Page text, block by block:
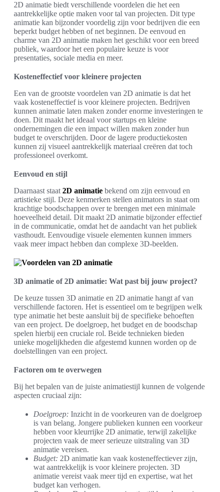
2D animatie biedt verschillende voordelen die het een
aantrekkelijke optie maken voor tal van projecten. Dit type
animatie kan bijzonder voordelig zijn voor bedrijven die een
beperkt budget hebben of net beginnen. De eenvoud en
charme van 2D animatie maken het geschikt voor een breed
publiek, waardoor het een populaire keuze is voor
presentaties, sociale media en meer.
Kosteneffectief voor kleinere projecten
Een van de grootste voordelen van 2D animatie is dat het
vaak kosteneffectief is voor kleinere projecten. Bedrijven
kunnen animatie laten maken zonder enorme investeringen te
doen. Dit maakt het ideaal voor startups en kleine
ondernemingen die een impact willen maken zonder hun
budget te overschrijden. Door de lagere productiekosten
kunnen zij visueel aantrekkelijk materiaal creëren dat toch
professioneel overkomt.
Eenvoud en stijl
Daarnaast staat 2D animatie bekend om zijn eenvoud en
artistieke stijl. Deze kenmerken stellen animators in staat om
krachtige boodschappen over te brengen met een minimale
hoeveelheid detail. Dit maakt 2D animatie bijzonder effectief
in de communicatie, omdat het de aandacht van het publiek
vasthoudt. Eenvoudige visuele elementen kunnen immers
vaak meer impact hebben dan complexe 3D-beelden.
3D animatie of 2D animatie: Wat past bij jouw project?
De keuze tussen 3D animatie en 2D animatie hangt af van
verschillende factoren. Het is essentieel om te begrijpen welk
type animatie het beste aansluit bij de specifieke behoeften
van een project. De doelgroep, het budget en de boodschap
spelen hierbij een cruciale rol. Beide technieken bieden
unieke mogelijkheden die afgestemd kunnen worden op de
doelstellingen van een project.
Factoren om te overwegen
Bij het bepalen van de juiste animatiestijl kunnen de volgende
aspecten cruciaal zijn:
Doelgroep: Inzicht in de voorkeuren van de doelgroep
is van belang. Jongere publieken kunnen een voorkeur
hebben voor kleurrijke 2D animatie, terwijl zakelijke
projecten vaak de meer serieuze uitstraling van 3D
animatie vereisen.
Budget: 2D animatie kan vaak kosteneffectiever zijn,
wat aantrekkelijk is voor kleinere projecten. 3D
animatie vereist vaak meer tijd en expertise, wat het
budget kan verhogen.